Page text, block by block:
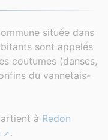
située dans
sont appelés
coutumes (danses,
du vannetais-
à Redon
.